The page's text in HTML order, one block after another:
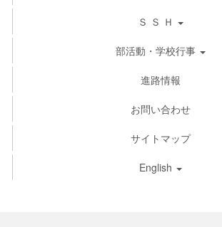
Ｓ Ｓ Ｈ
部活動・学校行事
進路情報
お問い合わせ
サイトマップ
English